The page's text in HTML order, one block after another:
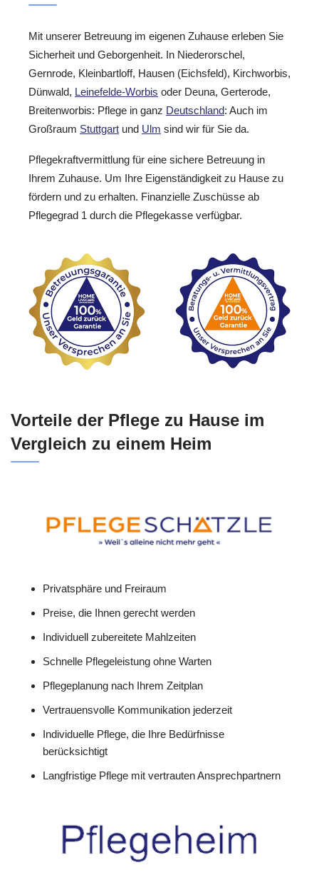
Mit unserer Betreuung im eigenen Zuhause erleben Sie
Sicherheit und Geborgenheit. In Niederorschel,
Gernrode, Kleinbartloff, Hausen (Eichsfeld), Kirchworbis,
Dünwald, Leinefelde-Worbis oder Deuna, Gerterode,
Breitenworbis: Pflege in ganz Deutschland: Auch im
Großraum Stuttgart und Ulm sind wir für Sie da.
Pflegekraftvermittlung für eine sichere Betreuung in
Ihrem Zuhause. Um Ihre Eigenständigkeit zu Hause zu
fördern und zu erhalten. Finanzielle Zuschüsse ab
Pflegegrad 1 durch die Pflegekasse verfügbar.
Vorteile der Pflege zu Hause im
Vergleich zu einem Heim
Privatsphäre und Freiraum
Preise, die Ihnen gerecht werden
Individuell zubereitete Mahlzeiten
Schnelle Pflegeleistung ohne Warten
Pflegeplanung nach Ihrem Zeitplan
Vertrauensvolle Kommunikation jederzeit
Individuelle Pflege, die Ihre Bedürfnisse
berücksichtigt
Langfristige Pflege mit vertrauten Ansprechpartnern